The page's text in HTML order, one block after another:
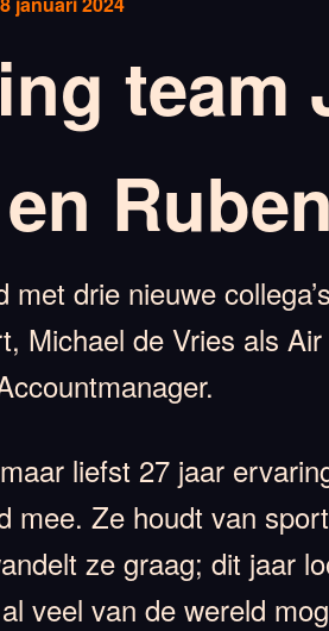
team
Ruben
met drie nieuwe
Michael de Vries als
liefst 27 jaar
mee. Ze houdt van
ze graag; dit jaar
veel van de wereld